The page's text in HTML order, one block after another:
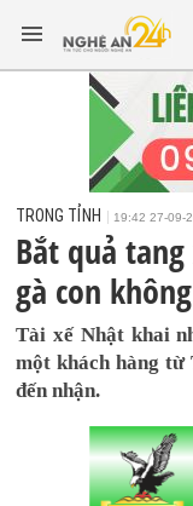
TRONG TỈNH 19:42 27-09-
Bắt quả
gà con
Tài xế Nhật khai
một khách hàng từ
đến nhận.